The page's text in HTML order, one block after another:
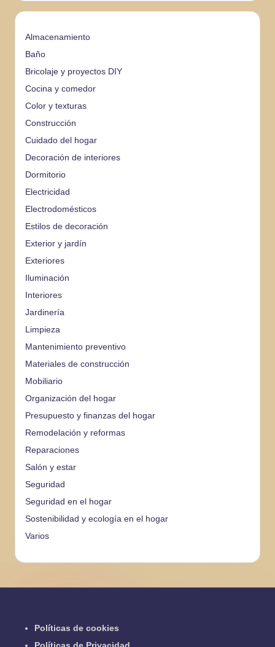
Almacenamiento
Baño
Bricolaje y proyectos DIY
Cocina y comedor
Color y texturas
Construcción
Cuidado del hogar
Decoración de interiores
Dormitorio
Electricidad
Electrodomésticos
Estilos de decoración
Exterior y jardín
Exteriores
Iluminación
Interiores
Jardinería
Limpieza
Mantenimiento preventivo
Materiales de construcción
Mobiliario
Organización del hogar
Presupuesto y finanzas del hogar
Remodelación y reformas
Reparaciones
Salón y estar
Seguridad
Seguridad en el hogar
Sostenibilidad y ecología en el hogar
Varios
Políticas de cookies